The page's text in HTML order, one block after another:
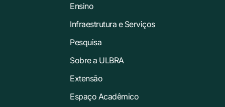
Ensino
Infraestrutura e Serviços
Pesquisa
Sobre a ULBRA
Extensão
Espaço Acadêmico